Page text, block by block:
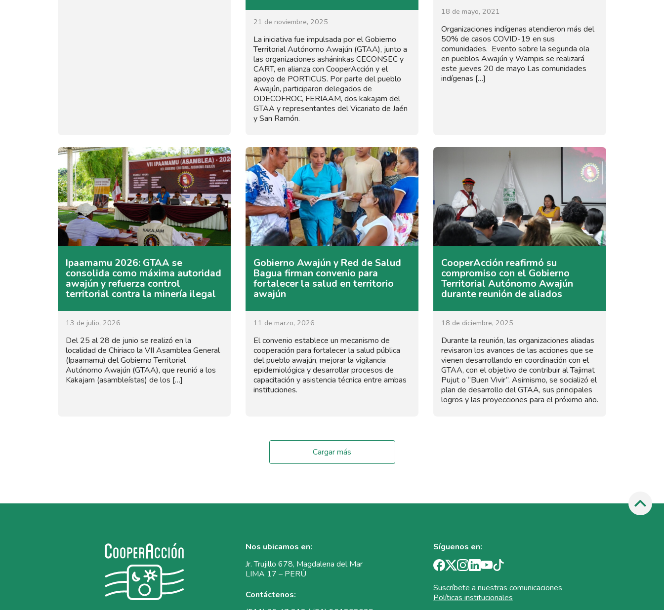
21 de noviembre, 2025
La iniciativa fue impulsada por el Gobierno
Territorial Autónomo Awajún (GTAA), junto a
las organizaciones asháninkas CECONSEC y
CART, en alianza con CooperAcción y el
apoyo de PORTICUS. Por parte del pueblo
Awajún, participaron delegados de
ODECOFROC, FERIAAM, dos kakajam del
GTAA y representantes del Vicariato de Jaén
y San Ramón.
18 de mayo, 2021
Organizaciones indígenas atendieron más del
50% de casos COVID-19 en sus
comunidades. Evento sobre la segunda ola
en pueblos Awajún y Wampis se realizará
este jueves 20 de mayo Las comunidades
indígenas […]
Ipaamamu 2026: GTAA se
consolida como máxima autoridad
awajún y refuerza control
territorial contra la minería ilegal
13 de julio, 2026
Del 25 al 28 de junio se realizó en la
localidad de Chiriaco la VII Asamblea General
(Ipaamamu) del Gobierno Territorial
Autónomo Awajún (GTAA), que reunió a los
Kakajam (asambleístas) de los […]
Gobierno Awajún y Red de Salud
Bagua firman convenio para
fortalecer la salud en territorio
awajún
11 de marzo, 2026
El convenio establece un mecanismo de
cooperación para fortalecer la salud pública
del pueblo awajún, mejorar la vigilancia
epidemiológica y desarrollar procesos de
capacitación y asistencia técnica entre ambas
instituciones.
CooperAcción reafirmó su
compromiso con el Gobierno
Territorial Autónomo Awajún
durante reunión de aliados
18 de diciembre, 2025
Durante la reunión, las organizaciones aliadas
revisaron los avances de las acciones que se
vienen desarrollando en coordinación con el
GTAA, con el objetivo de contribuir al Tajimat
Pujut o “Buen Vivir”. Asimismo, se socializó el
plan de desarrollo del GTAA, sus principales
logros y las proyecciones para el próximo año.
Cargar más
Nos ubicamos en:
Jr. Trujillo 678, Magdalena del Mar
LIMA 17 – PERÚ
Contáctenos:
Síguenos en:
Suscríbete a nuestras comunicaciones
Políticas institucionales